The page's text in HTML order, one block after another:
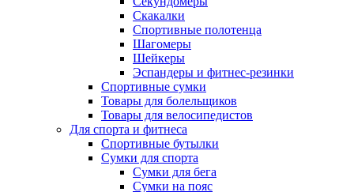
Скакалки
Спортивные полотенца
Шагомеры
Шейкеры
Эспандеры и фитнес-резинки
Спортивные сумки
Товары для болельщиков
Товары для велосипедистов
Для спорта и фитнеса
Спортивные бутылки
Сумки для спорта
Сумки для бега
Сумки на пояс